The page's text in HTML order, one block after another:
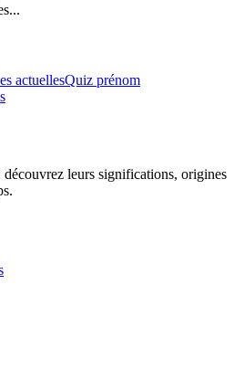
actuellesQuiz prénom
leurs significations, origines